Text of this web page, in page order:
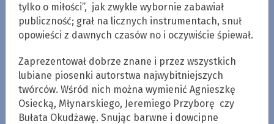
tylko o miłości”, jak zwykle wybornie zabawiał
publiczność; grał na licznych instrumentach, snuł
opowieści z dawnych czasów no i oczywiście śpiewał.
Zaprezentował dobrze znane i przez wszystkich
lubiane piosenki autorstwa najwybitniejszych
twórców. Wśród nich można wymienić Agnieszkę
Osiecką, Młynarskiego, Jeremiego Przyborę czy
Bułata Okudżawę. Snując barwne i dowcipne